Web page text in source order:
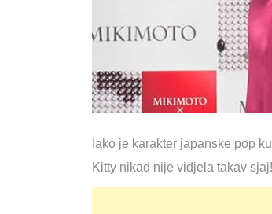
Iako je karakter japanske pop
Kitty nikad nije vidjela takav sjaj!